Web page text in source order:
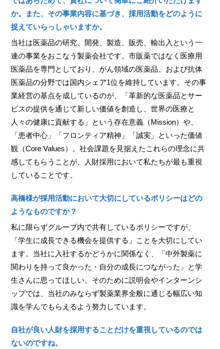
か。また、その事業内容に基づき、採用活動をどのように
捉えていらっしゃいますか。
当社は医薬品の研究、開発、製造、販売、輸出入という一
連の事業をおこなう製薬会社です。市販薬ではなく医療用
医薬品を専門としており、がん領域の医薬品、および抗体
医薬品の分野では国内シェア1位を維持しています。その事
業経営の基点を成しているのが、「革新的な医薬品とサー
ビスの提供を通じて新しい価値を創造し、世界の医療と
人々の健康に貢献する」という存在意義（Mission）や、
「患者中心」「フロンティア精神」「誠実」といった価値
観（Core Values）。社会課題を見据えたこれらの理念に共
感してもらうことが、人財採用において私たちが最も重視
していることです。
高橋様が採用活動において大切にしているポリシーはどの
ようなものですか？
私に限らずグループ内で共有しているポリシーですが、
「学生に成長できる機会を提供する」ことを大切にしてい
ます。当社に入社するかどうかに関係なく、「中外製薬に
関わりを持って良かった・自分の成長につながった」と学
生さんに思ってほしい。そのために説明会やインターンシ
ップでは、当社のみならず製薬業界全般に通じる幅広い知
識を学んでもらえるよう努力しています。
自社が良い人財を採用することだけを重視しているのでは
ないのですね。